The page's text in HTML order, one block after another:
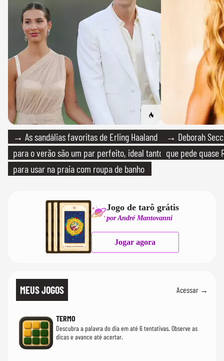
→ As sandálias favoritas de Erling Haaland
para o verão são um par perfeito, ideal tanto
para usar na praia com roupa de banho
→ Deborah
que pede quase
Jogo de tarô grátis
por André Mantovanni
Jogar agora
MEUS JOGOS Acessar →
TERMO
Descubra a palavra do dia em até 6 tentativas. Observe as
dicas e avance até acertar.